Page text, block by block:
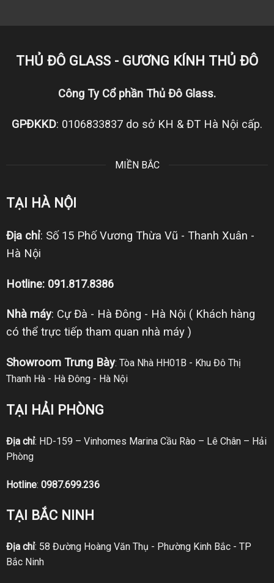
THỦ ĐÔ GLASS - GƯƠNG KÍNH THỦ ĐÔ
Công Ty Cổ phần Thủ Đô Glass.
GPĐKKD: 0106833837 do sở KH & ĐT Hà Nội cấp.
MIỀN BẮC
TẠI HÀ NỘI
Địa chỉ: Số 15 Phố Vương Thừa Vũ - Thanh Xuân -
Hà Nội
Hotline: 091.817.8386
Nhà máy: Cự Đà - Hà Đông - Hà Nội ( Khách hàng
có thể trực tiếp tham quan nhà máy )
Showroom Trưng Bày: Tòa Nhà HH01B - Khu Đô Thị
Thanh Hà - Hà Đông - Hà Nội
TẠI HẢI PHÒNG
Địa chỉ: HD-159 – Vinhomes Marina Cầu Rào – Lê Chân – Hải
Phòng
Hotline: 0987.699.236
TẠI BẮC NINH
Địa chỉ: 58 Đường Hoàng Văn Thụ - Phường Kinh Bắc - TP
Bắc Ninh